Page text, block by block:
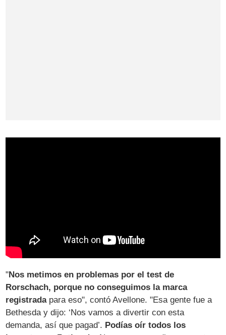
"Nos metimos en problemas por el test de
Rorschach, porque no conseguimos la marca
registradapara eso", contó Avellone. "Esa gente fue a
Bethesda y dijo: ‘Nos vamos a divertir con esta
demanda, así que pagad’. Podías oír todos los